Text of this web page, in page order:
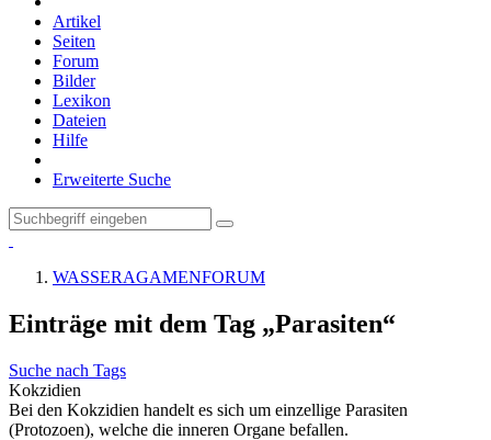
Artikel
Seiten
Forum
Bilder
Lexikon
Dateien
Hilfe
Erweiterte Suche
WASSERAGAMENFORUM
Einträge mit dem Tag „Parasiten“
Suche nach Tags
Kokzidien
Bei den Kokzidien handelt es sich um einzellige Parasiten
(Protozoen), welche die inneren Organe befallen.